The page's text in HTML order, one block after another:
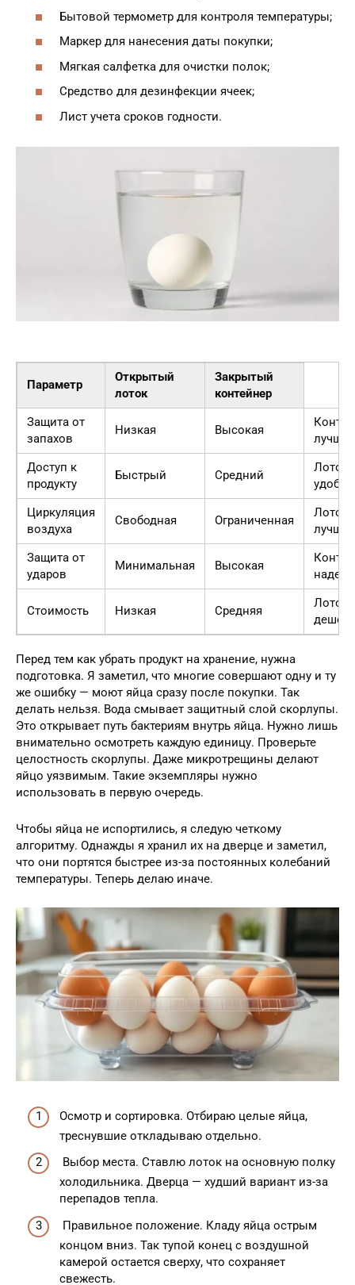
Бытовой термометр для контроля температуры;
Маркер для нанесения даты покупки;
Мягкая салфетка для очистки полок;
Средство для дезинфекции ячеек;
Лист учета сроков годности.
Параметр
Открытый
лоток
Закрытый
контейнер
Защита от
запахов
Низкая Высокая
лучше
Доступ к
продукту
Быстрый Средний
Лоток
Циркуляция
воздуха
Свободная Ограниченная
Лоток
лучше
Защита от
ударов
Минимальная Высокая
Стоимость Низкая Средняя
Лоток
Перед тем как убрать продукт на хранение, нужна
подготовка. Я заметил, что многие совершают одну и ту
же ошибку — моют яйца сразу после покупки. Так
делать нельзя. Вода смывает защитный слой скорлупы.
Это открывает путь бактериям внутрь яйца. Нужно лишь
внимательно осмотреть каждую единицу. Проверьте
целостность скорлупы. Даже микротрещины делают
яйцо уязвимым. Такие экземпляры нужно
использовать в первую очередь.
Чтобы яйца не испортились, я следую четкому
алгоритму. Однажды я хранил их на дверце и заметил,
что они портятся быстрее из-за постоянных колебаний
температуры. Теперь делаю иначе.
Осмотр и сортировка. Отбираю целые яйца,
треснувшие откладываю отдельно.
Выбор места. Ставлю лоток на основную полку
холодильника. Дверца — худший вариант из-за
перепадов тепла.
Правильное положение. Кладу яйца острым
концом вниз. Так тупой конец с воздушной
камерой остается сверху, что сохраняет
свежесть.